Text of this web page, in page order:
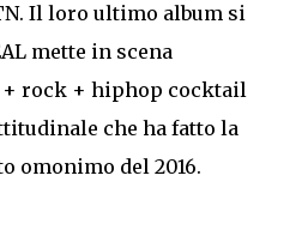
Il loro ultimo album si
mette in scena
rock + hiphop cocktail
che ha fatto la
omonimo del 2016.